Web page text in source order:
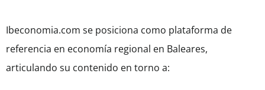
Ibeconomia.com se posiciona como plataforma de
referencia en economía regional en Baleares,
articulando su contenido en torno a: